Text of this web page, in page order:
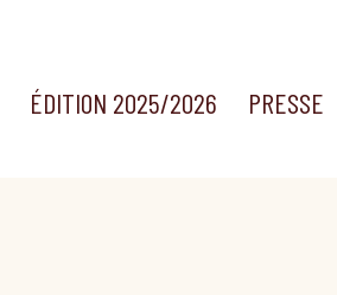
ÉDITION 2025/2026 PRESSE